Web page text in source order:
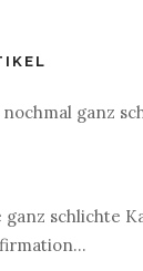
nochmal ganz
ganz schlichte